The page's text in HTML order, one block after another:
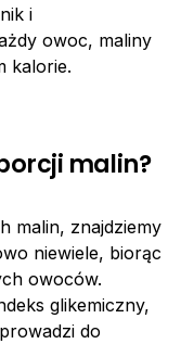
i
owoc, maliny
kalorie.
malin?
malin, znajdziemy
niewiele, biorąc
owoców.
glikemiczny,
do